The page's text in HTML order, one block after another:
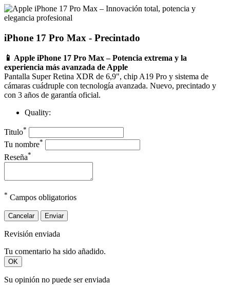
iPhone 17 Pro Max - Precintado
📱 Apple iPhone 17 Pro Max – Potencia extrema y la
experiencia más avanzada de Apple
Pantalla Super Retina XDR de 6,9", chip A19 Pro y sistema de
cámaras cuádruple con tecnología avanzada. Nuevo, precintado y
con 3 años de garantía oficial.
Quality:
Titulo*
Tu nombre*
Reseña*
* Campos obligatorios
Cancelar Enviar
Revisión enviada
Tu comentario ha sido añadido.
OK
Su opinión no puede ser enviada